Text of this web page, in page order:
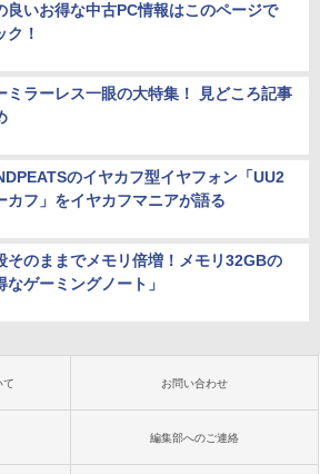
良いお得な中古PC情報はこのページで
ク！
ミラーレス一眼の大特集！ 見どころ記事
のイヤカフ型イヤフォン「UU2
カフ」をイヤカフマニアが語る
そのままでメモリ倍増！メモリ32GBの
なゲーミングノート」
て お問い合わせ
編集部へのご連絡